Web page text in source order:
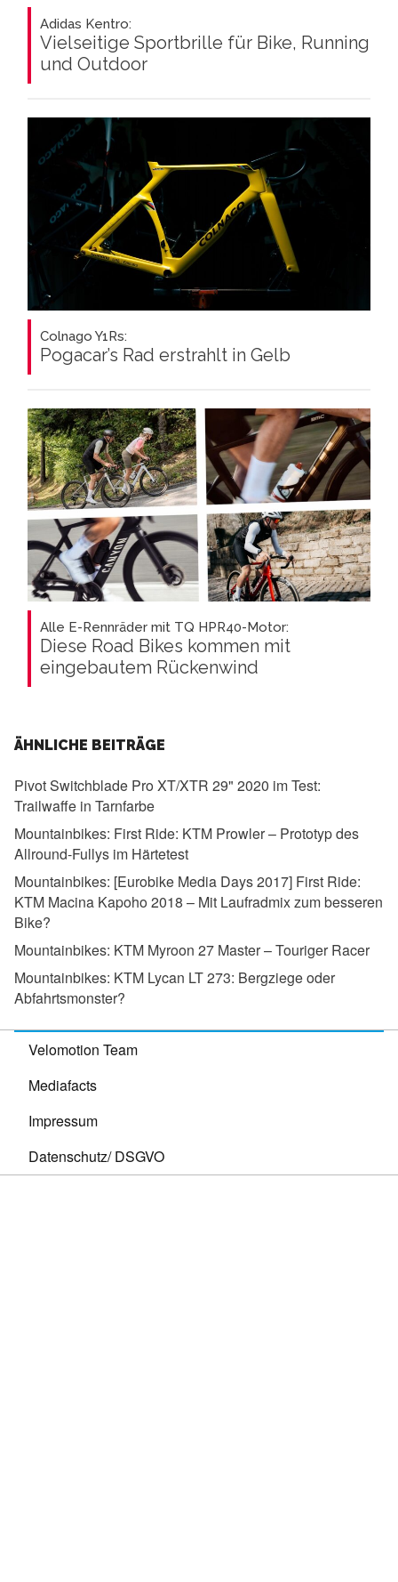
Adidas Kentro:
Vielseitige Sportbrille für Bike, Running
und Outdoor
Colnago Y1Rs:
Pogacar’s Rad erstrahlt in Gelb
Alle E-Rennräder mit TQ HPR40-Motor:
Diese Road Bikes kommen mit
eingebautem Rückenwind
ÄHNLICHE BEITRÄGE
Pivot Switchblade Pro XT/XTR 29" 2020 im Test:
Trailwaffe in Tarnfarbe
Mountainbikes: First Ride: KTM Prowler – Prototyp des
Allround-Fullys im Härtetest
Mountainbikes: [Eurobike Media Days 2017] First Ride:
KTM Macina Kapoho 2018 – Mit Laufradmix zum besseren
Bike?
Mountainbikes: KTM Myroon 27 Master – Touriger Racer
Mountainbikes: KTM Lycan LT 273: Bergziege oder
Abfahrtsmonster?
Velomotion Team
Mediafacts
Impressum
Datenschutz/ DSGVO